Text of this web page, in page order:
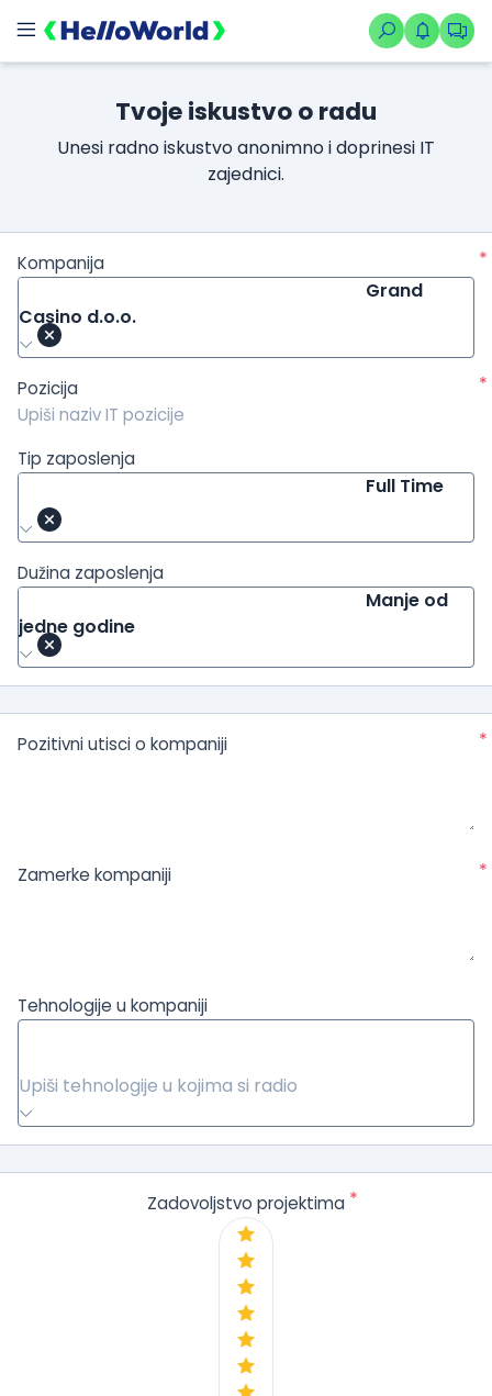
Tvoje iskustvo o radu
Unesi radno iskustvo anonimno i doprinesi IT
zajednici.
Kompanija
*
Grand
Casino d.o.o.
Pozicija *
Tip zaposlenja
Full Time
Dužina zaposlenja
Manje od
jedne godine
Pozitivni utisci o kompaniji *
Zamerke kompaniji *
Tehnologije u kompaniji
Upiši tehnologije u kojima si radio
Zadovoljstvo projektima *
/kompanije/iskustvo/